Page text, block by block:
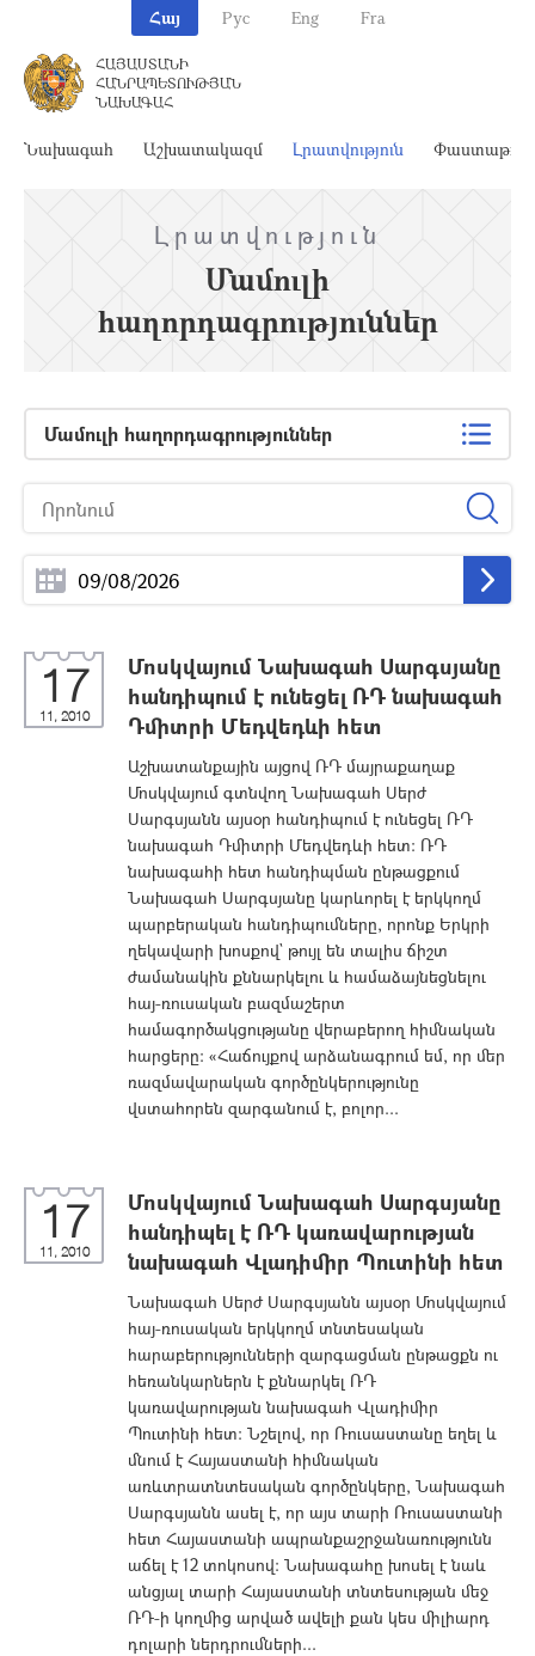
Հայ Рус Eng Fra
ՀԱՅԱՍՏԱՆԻ
ՀԱՆՐԱՊԵՏՈՒԹՅԱՆ
ՆԱԽԱԳԱՀ
Նախագահ Աշխատակազմ Լրատվություն
Լրատվություն
Մամուլի
հաղորդագրություններ
Մամուլի հաղորդագրություններ
17
11, 2010
Մոսկվայում Նախագահ Սարգսյանը
հանդիպում է ունեցել ՌԴ նախագահ
Դմիտրի Մեդվեդևի հետ
Աշխատանքային այցով ՌԴ մայրաքաղաք
Մոսկվայում գտնվող Նախագահ Սերժ
Սարգսյանն այսօր հանդիպում է ունեցել ՌԴ
նախագահ Դմիտրի Մեդվեդևի հետ: ՌԴ
նախագահի հետ հանդիպման ընթացքում
Նախագահ Սարգսյանը կարևորել է երկկողմ
պարբերական հանդիպումները, որոնք Երկրի
ղեկավարի խոսքով` թույլ են տալիս ճիշտ
ժամանակին քննարկելու և համաձայնեցնելու
հայ-ռուսական բազմաշերտ
համագործակցությանը վերաբերող հիմնական
հարցերը: «Հաճույքով արձանագրում եմ, որ մեր
ռազմավարական գործընկերությունը
վստահորեն զարգանում է, բոլոր...
17
11, 2010
Մոսկվայում Նախագահ Սարգսյանը
հանդիպել է ՌԴ կառավարության
նախագահ Վլադիմիր Պուտինի հետ
Նախագահ Սերժ Սարգսյանն այսօր Մոսկվայում
հայ-ռուսական երկկողմ տնտեսական
հարաբերությունների զարգացման ընթացքն ու
հեռանկարներն է քննարկել ՌԴ
կառավարության նախագահ Վլադիմիր
Պուտինի հետ: Նշելով, որ Ռուսաստանը եղել և
մնում է Հայաստանի հիմնական
առևտրատնտեսական գործընկերը, Նախագահ
Սարգսյանն ասել է, որ այս տարի Ռուսաստանի
հետ Հայաստանի ապրանքաշրջանառությունն
աճել է 12 տոկոսով: Նախագահը խոսել է նաև
անցյալ տարի Հայաստանի տնտեսության մեջ
ՌԴ-ի կողմից արված ավելի քան կես միլիարդ
դոլարի ներդրումների...